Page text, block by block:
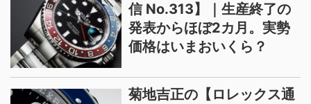
信 No.313】｜生産終了の
発表からほぼ2カ月。実勢
価格はいまおいくら？
菊地吉正の【ロレックス通